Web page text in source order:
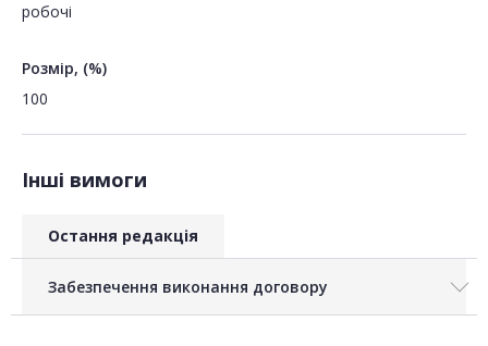
робочі
Розмір, (%)
100
Інші вимоги
Остання редакція
Забезпечення виконання договору